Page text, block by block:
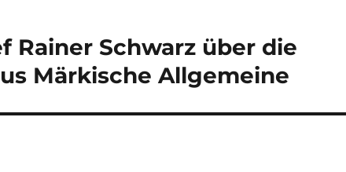
Rainer Schwarz über die
Märkische Allgemeine